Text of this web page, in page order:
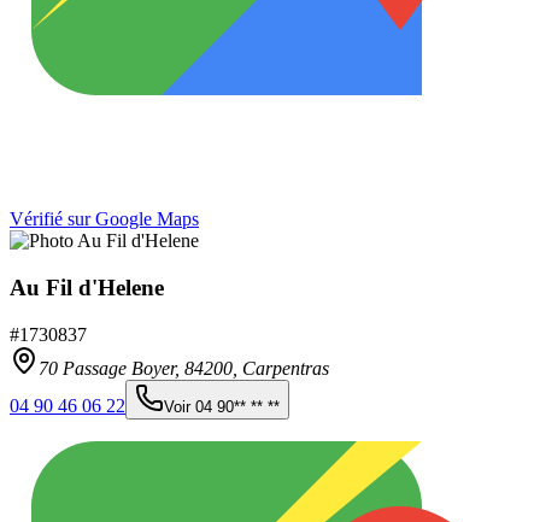
Vérifié sur Google Maps
Au Fil d'Helene
#1730837
70 Passage Boyer, 84200 Carpentras
04 90 46 06 22
Voir 04 90** ** **